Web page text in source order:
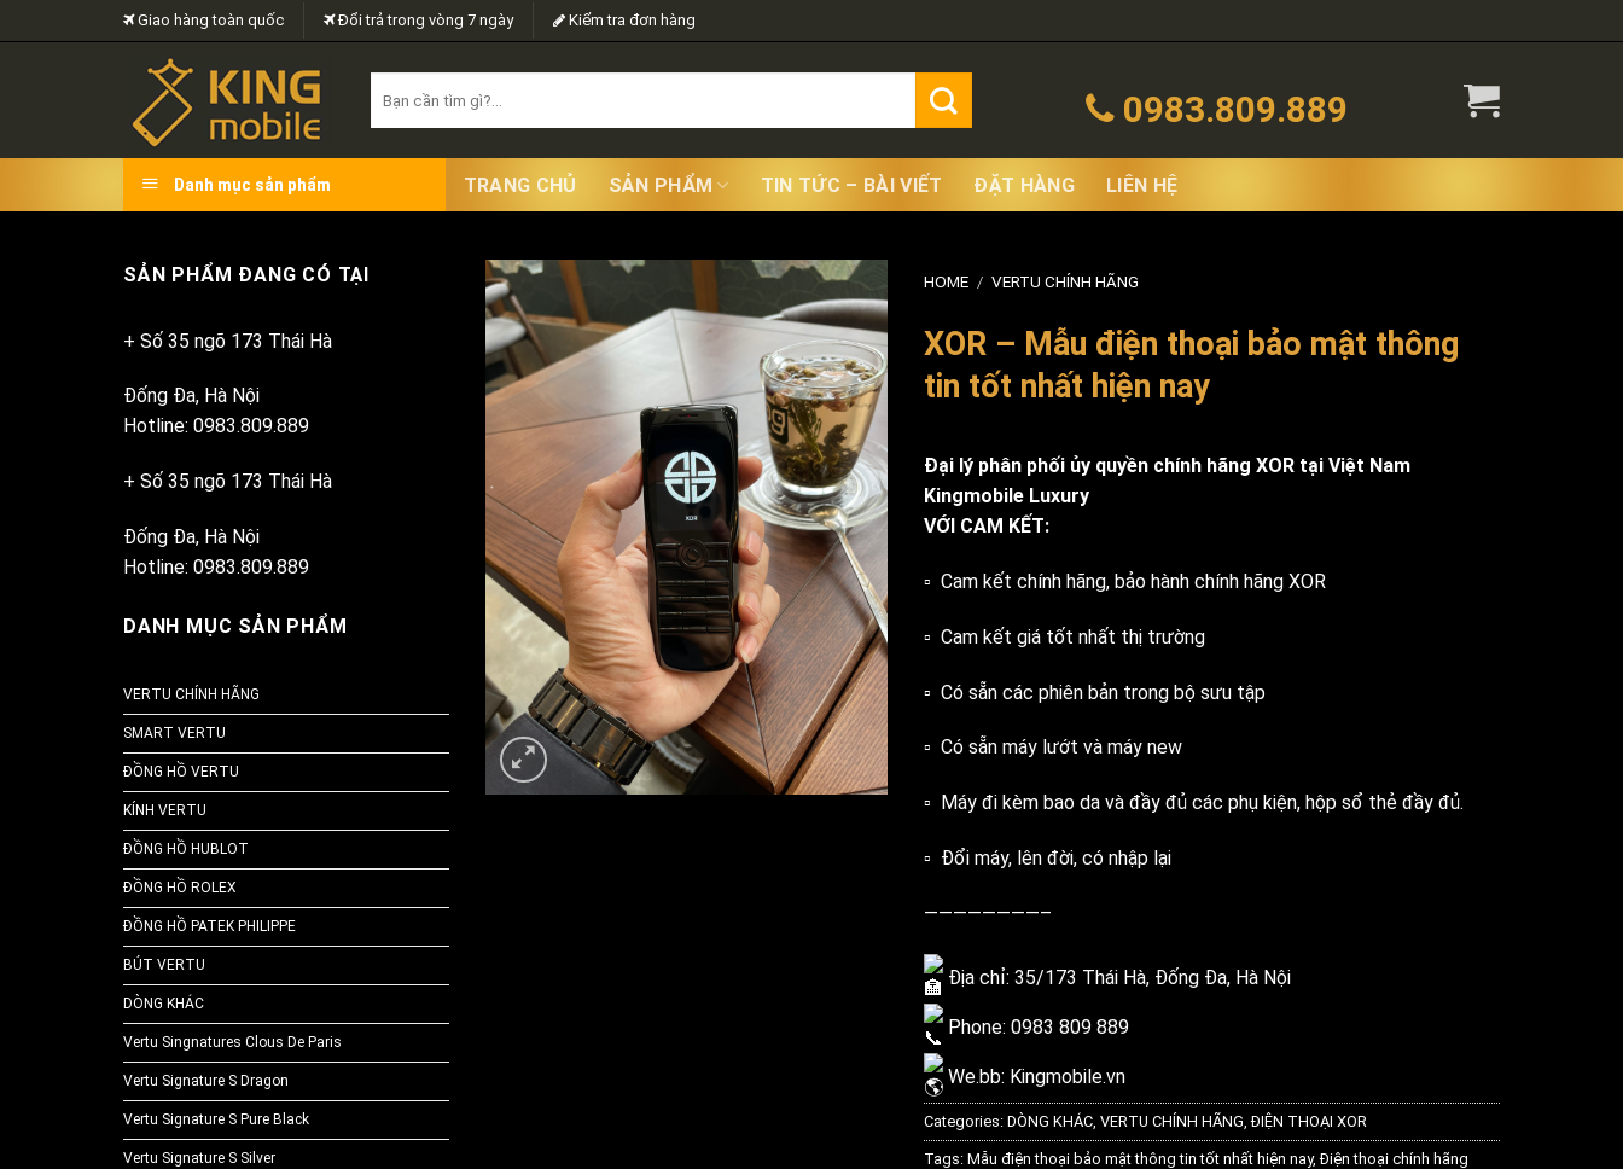
to
Giao hàng toàn quốc Đổi trả trong vòng 7 ngày Kiểm tra đơn hàng
for:
0983.809.889
Danh mục sản phẩm TRANG CHỦ SẢN PHẨM TIN TỨC – BÀI VIẾT ĐẶT HÀNG LIÊN HỆ
SẢN PHẨM ĐANG CÓ TẠI
+ Số 35 ngõ 173 Thái Hà
Đống Đa, Hà Nội
Hotline: 0983.809.889
+ Số 35 ngõ 173 Thái Hà
Đống Đa, Hà Nội
Hotline: 0983.809.889
DANH MỤC SẢN PHẨM
VERTU CHÍNH HÃNG
SMART VERTU
ĐỒNG HỒ VERTU
KÍNH VERTU
ĐỒNG HỒ HUBLOT
ĐỒNG HỒ ROLEX
ĐỒNG HỒ PATEK PHILIPPE
BÚT VERTU
DÒNG KHÁC
Vertu Singnatures Clous De Paris
Vertu Signature S Dragon
Vertu Signature S Pure Black
Vertu Signature S Silver
HOME / VERTU CHÍNH HÃNG
XOR – Mẫu điện thoại bảo mật thông
tin tốt nhất hiện nay
Đại lý phân phối ủy quyền chính hãng XOR tại Việt Nam
Kingmobile Luxury
VỚI CAM KẾT:
▫️ Cam kết chính hãng, bảo hành chính hãng XOR
▫️ Cam kết giá tốt nhất thị trường
▫️ Có sẵn các phiên bản trong bộ sưu tập
▫️ Có sẵn máy lướt và máy new
▫️ Máy đi kèm bao da và đầy đủ các phụ kiện, hộp sổ thẻ đầy đủ.
▫️ Đổi máy, lên đời, có nhập lại
————————–
Địa chỉ: 35/173 Thái Hà, Đống Đa, Hà Nội
Phone: 0983 809 889
We.bb: Kingmobile.vn
Categories: DÒNG KHÁC, VERTU CHÍNH HÃNG ,ĐIỆN THOẠI XOR
Tags: Mẫu điện thoại bảo mật thông tin tốt nhất hiện nay,Điện thoại chính hãng